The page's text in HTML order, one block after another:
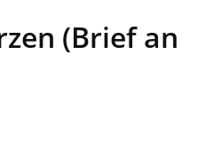
(Brief an